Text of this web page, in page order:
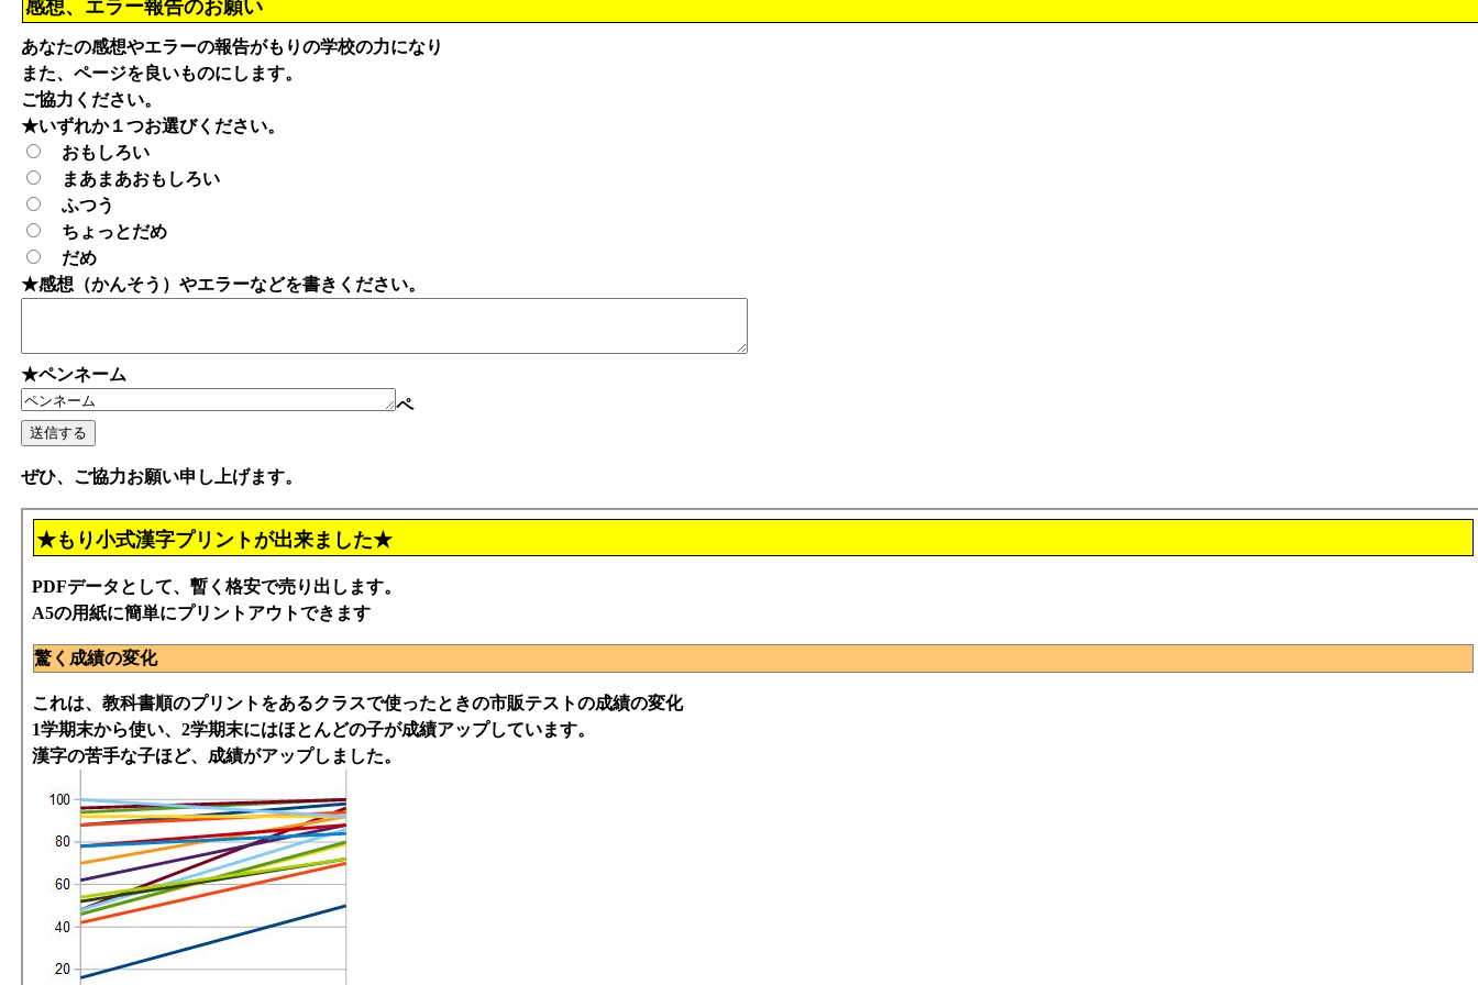
感想、エラー報告のお願い
あなたの感想やエラーの報告がもりの学校の力になり
また、ページを良いものにします。
ご協力ください。
★いずれか１つお選びください。
おもしろい
まあまあおもしろい
ふつう
ちょっとだめ
だめ
★感想（かんそう）やエラーなどを書きください。
★ペンネーム
ペ
ぜひ、ご協力お願い申し上げます。